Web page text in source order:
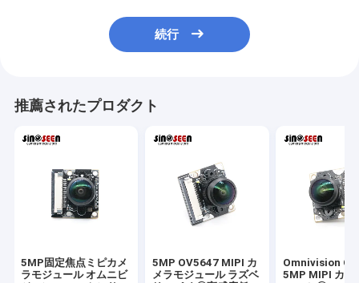
続行
推薦されたプロダクト
5MP固定焦点ミピカメ
ラモジュール オムニビ
5MP OV5647 MIPI カ
メラモジュール ラズベ
Omnivision
5MP MIPI カメ